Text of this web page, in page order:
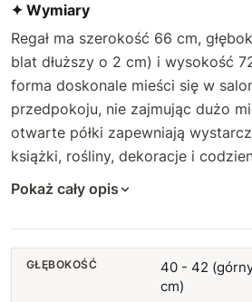
✦ Wymiary
Regał ma szerokość 66 cm,
blat dłuższy o 2 cm) i wysokość
forma doskonale mieści się w
przedpokoju, nie zajmując dużo
otwarte półki zapewniają
książki, rośliny, dekoracje i
Pokaż cały opis
GŁĘBOKOŚĆ
40 - 42
cm)